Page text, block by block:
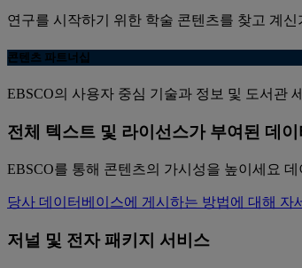
연구를 시작하기 위한 학술 콘텐츠를 찾고 계신
콘텐츠 파트너십
EBSCO의 사용자 중심 기술과 정보 및 도서관
전체 텍스트 및 라이선스가 부여된 데
EBSCO를 통해 콘텐츠의 가시성을 높이세요 데
당사 데이터베이스에 게시하는 방법에 대해 자
저널 및 전자 패키지 서비스